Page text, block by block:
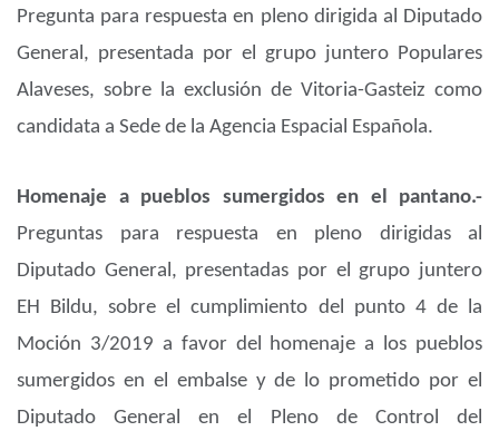
Pregunta para respuesta en pleno dirigida al Diputado
General, presentada por el grupo juntero Populares
Alaveses, sobre la exclusión de Vitoria-Gasteiz como
candidata a Sede de la Agencia Espacial Española.
Homenaje a pueblos sumergidos en el pantano.-
Preguntas para respuesta en pleno dirigidas al
Diputado General, presentadas por el grupo juntero
EH Bildu, sobre el cumplimiento del punto 4 de la
Moción 3/2019 a favor del homenaje a los pueblos
sumergidos en el embalse y de lo prometido por el
Diputado General en el Pleno de Control del